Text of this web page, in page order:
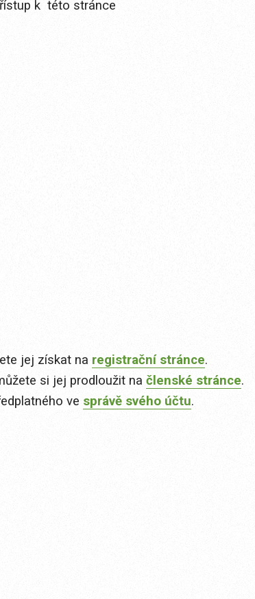
k této stránce
jej získat na registrační stránce.
si jej prodloužit na členské stránce.
ve správě svého účtu.